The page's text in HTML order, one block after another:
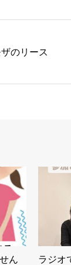
ザのリース
ん
ラジオ